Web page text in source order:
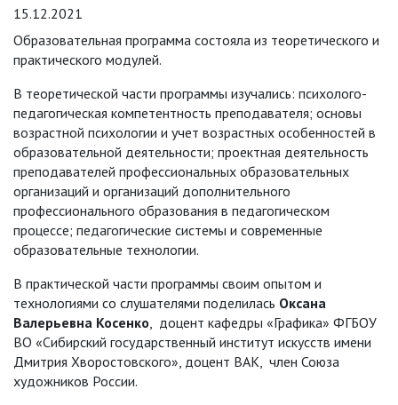
15.12.2021
Образовательная программа состояла из теоретического и
практического модулей.
В теоретической части программы изучались: психолого-
педагогическая компетентность преподавателя; основы
возрастной психологии и учет возрастных особенностей в
образовательной деятельности; проектная деятельность
преподавателей профессиональных образовательных
организаций и организаций дополнительного
профессионального образования в педагогическом
процессе; педагогические системы и современные
образовательные технологии.
В практической части программы своим опытом и
технологиями со слушателями поделилась Оксана
Валерьевна Косенко, доцент кафедры «Графика» ФГБОУ
ВО «Сибирский государственный институт искусств имени
Дмитрия Хворостовского», доцент ВАК, член Союза
художников России.